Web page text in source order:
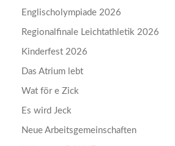
Englischolympiade 2026
Regionalfinale Leichtathletik 2026
Kinderfest 2026
Das Atrium lebt
Wat för e Zick
Es wird Jeck
Neue Arbeitsgemeinschaften